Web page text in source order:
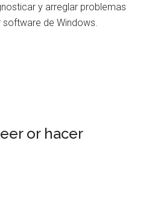
y arreglar problemas
software de Windows.
or hacer